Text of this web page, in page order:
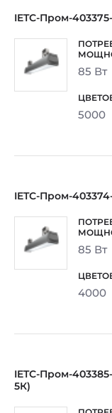
IETC-Пром-
85 Вт
5000
IETC-Пром-
85 Вт
4000
IETC-Пром-
5К)